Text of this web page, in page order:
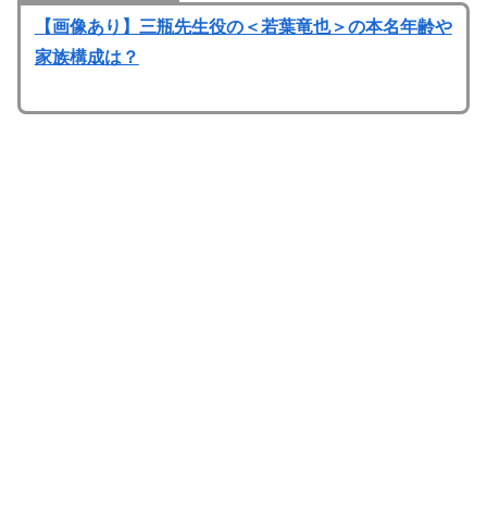
【画像あり】三瓶先生役の＜若葉竜也＞の本名年齢や
家族構成は？